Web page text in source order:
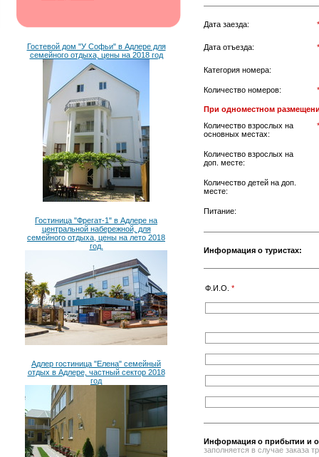
Гостевой дом "У Софьи" в Адлере для
семейного отдыха, цены на 2018 год
Гостиница "Фрегат-1" в Адлере на
центральной набережной, для
семейного отдыха, цены на лето 2018
год.
Адлер гостиница "Елена" семейный
отдых в Адлере, частный сектор 2018
год
Дата заезда: *
Дата отъезда: *
Категория номера:
Количество номеров: *
При одноместном
Количество взрослых на
основных местах:
*
Количество взрослых на
доп. месте:
Количество детей на доп.
месте:
Питание:
Информация о туристах:
Ф.И.О. *
Информация о прибытии и
заполняется в случае заказа